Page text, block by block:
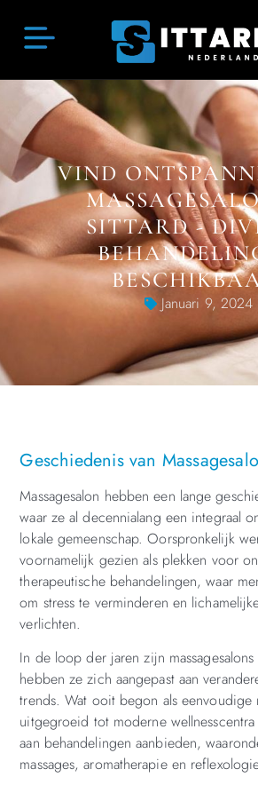
VIND
SITTARD -
Januari 9, 2024
Geschiedenis van
Massagesalon hebben een lange
waar ze al decennialang een integraal
lokale gemeenschap. Oorspronkelijk
voornamelijk gezien als plekken voor
therapeutische behandelingen, waar
om stress te verminderen en
verlichten.
In de loop der jaren zijn
hebben ze zich aangepast aan
trends. Wat ooit begon als eenvoudige
uitgegroeid tot moderne
aan behandelingen aanbieden,
massages, aromatherapie en